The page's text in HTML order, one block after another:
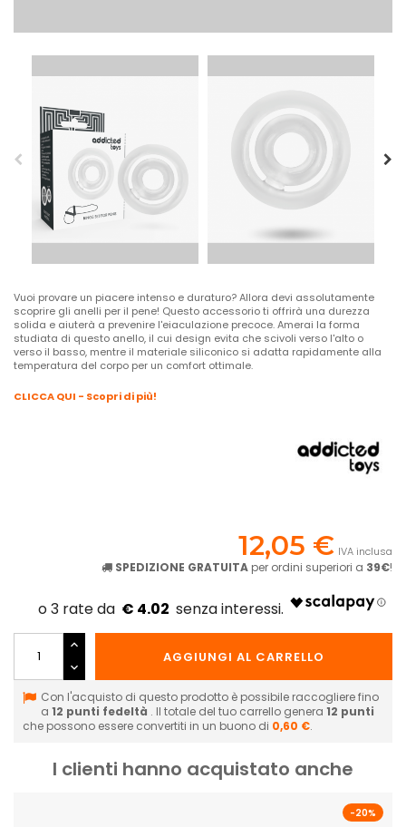
Vuoi provare un piacere intenso e duraturo? Allora devi assolutamente
scoprire gli anelli per il pene! Questo accessorio ti offrirà una durezza
solida e aiuterà a prevenire l'eiaculazione precoce. Amerai la forma
studiata di questo anello, il cui design evita che scivoli verso l'alto o
verso il basso, mentre il materiale siliconico si adatta rapidamente alla
temperatura del corpo per un comfort ottimale.
CLICCA QUI - Scopri di più!
12,05 € IVA inclusa
SPEDIZIONE GRATUITA per ordini superiori a 39€!
€ 4.02
AGGIUNGI AL CARRELLO
Con l'acquisto di questo prodotto è possibile raccogliere fino
a 12 punti fedeltà . Il totale del tuo carrello genera 12 punti
che possono essere convertiti in un buono di 0,60 €.
I clienti hanno acquistato anche
-20%